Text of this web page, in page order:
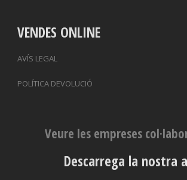
VENDES ONLINE
AVÍS LEGAL
POLÍTICA DEVOLUCIÓ
Veure les empreses
Descarrega la nostra